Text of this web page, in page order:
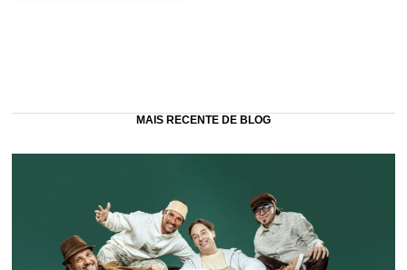
MAIS RECENTE DE BLOG